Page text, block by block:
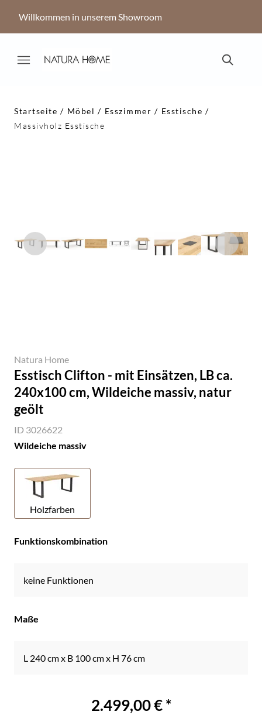
Willkommen in unserem Showroom
Startseite Möbel Esszimmer
Esstische
Massivholz Esstische
Natura Home
Esstisch Clifton - mit Einsätzen, LB ca.
240x100 cm, Wildeiche massiv, natur
geölt
ID 3026622
Wildeiche massiv
Holzfarben
Funktionskombination
keine Funktionen
Maße
L 240 cm x B 100 cm x H 76 cm
2.499,00 € *